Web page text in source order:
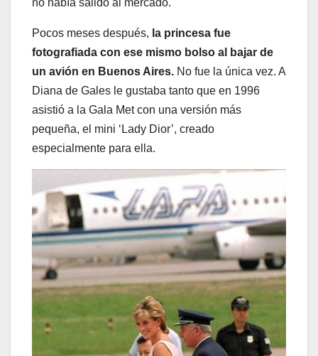
no había salido al mercado.
Pocos meses después, la princesa fue
fotografiada con ese mismo bolso al bajar de
un avión en Buenos Aires. No fue la única vez. A
Diana de Gales le gustaba tanto que en 1996
asistió a la Gala Met con una versión más
pequeña, el mini ‘Lady Dior’, creado
especialmente para ella.